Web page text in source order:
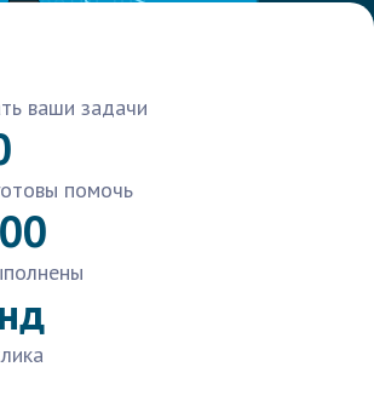
ваши задачи
помочь